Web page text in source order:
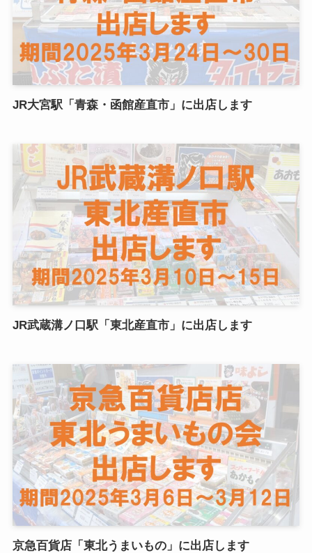
JR大宮駅「青森・函館産直市」に出店します
JR武蔵溝ノ口駅「東北産直市」に出店します
京急百貨店「東北うまいもの」に出店します